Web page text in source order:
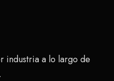
industria a lo largo de